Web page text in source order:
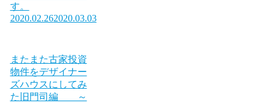
す。
2020.02.262020.03.03
またまた古家投資
物件をデザイナー
ズハウスにしてみ
た旧門司編 ～